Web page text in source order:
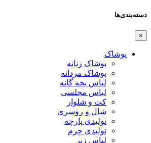
دسته‌بندی‌ها
×
پوشاک
پوشاک زنانه
پوشاک مردانه
لباس بچه گانه
لباس مجلسی
کت و شلوار
شال و روسری
تولیدی پارچه
تولیدی چرم
لباس زیر